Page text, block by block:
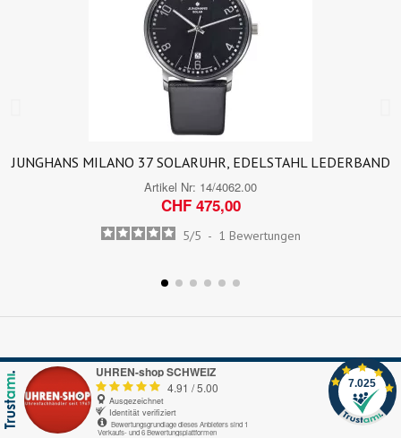
JUNGHANS MILANO 37 SOLARUHR, EDELSTAHL LEDERBAND
Artikel Nr: 14/4062.00
CHF 475,00
5/5 - 1 Bewertungen
UHREN-shop SCHWEIZ
4.91 /5.00
Ausgezeichnet
Identität verifiziert
Bewertungsgrundlage dieses Anbieters sind 1
Verkaufs- und 6 Bewertungsplattformen
7.025